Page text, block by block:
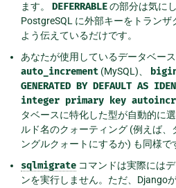
ます。 DEFERRABLEの部分は気に
PostgreSQL に外部キーをトラン
よう伝えているだけです。
あなたが使用しているデータベース
auto_increment (MySQL)、
GENERATED BY DEFAULT AS
integer primary key
タベースに特化した型が自動的に
ルド名のクォーティング (例えば
ングルクォートにするか) も同様で
sqlmigrate コマンドは実際には
ンを実行しません。ただ、Django